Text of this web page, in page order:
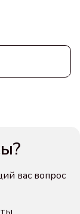
вас вопрос